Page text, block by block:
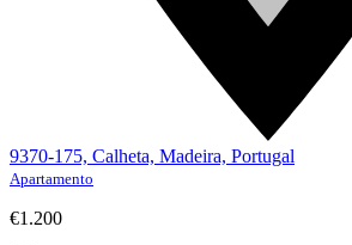
9370-175, Calheta, Madeira, Portugal
Apartamento
€1.200